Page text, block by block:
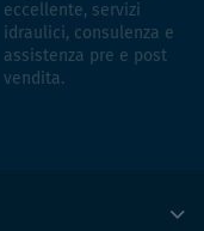
eccellente, servizi
idraulici, consulenza e
assistenza pre e post
vendita.